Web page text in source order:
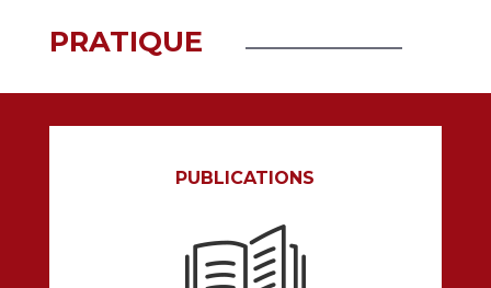
PRATIQUE
PUBLICATIONS